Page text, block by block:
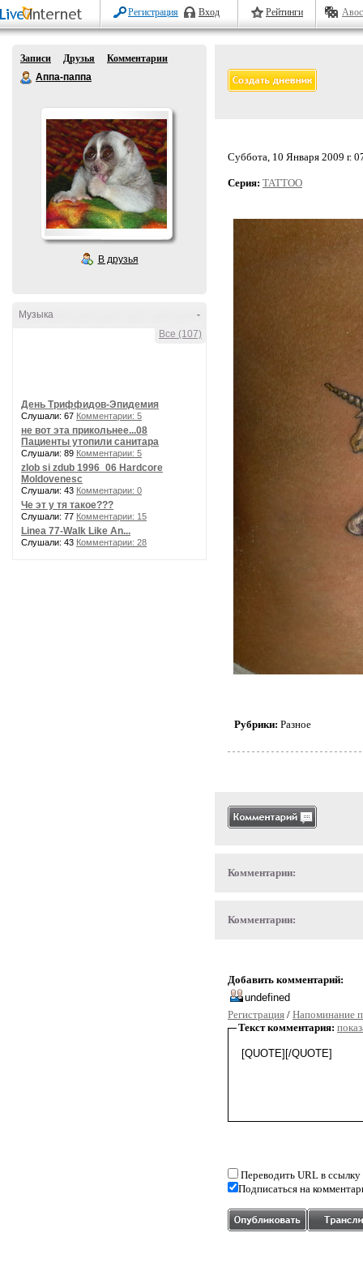
Регистрация Вход Рейтинги
Записи Друзья
Комментарии
Аппа-паппа
В друзья
-
Музыка
Все (107)
День Триффидов-Эпидемия
Слушали: 67 Комментарии: 5
не вот эта прикольнее...08
Пациенты утопили санитара
Слушали: 89 Комментарии: 5
zlob si zdub 1996_06 Hardcore
Moldovenesc
Слушали: 43 Комментарии: 0
Че эт у тя такое???
Слушали: 77 Комментарии: 15
Linea 77-Walk Like An...
Слушали: 43 Комментарии: 28
Суббота, 10 Января 2009 г.
Серия: TATTOO
Рубрики: Разное
Комментарии:
Комментарии:
Добавить комментарий:
Регистрация / Напоминание
Текст комментария:
Переводить URL в ссылку
Подписаться на